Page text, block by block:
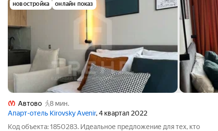
новостройка онлайн показ
Автово
8 мин.
Апарт-отель Kirovsky Avenir, 4 квартал 2022
Код объекта: 1850283. Идеальное предложение для тех, кто